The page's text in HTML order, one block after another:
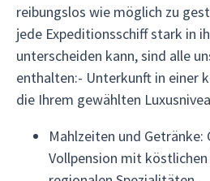
reibungslos wie möglich zu
jede Expeditionsschiff stark in
unterscheiden kann, sind alle
enthalten:- Unterkunft in einer
die Ihrem gewählten
Mahlzeiten und Getränke:
Vollpension mit